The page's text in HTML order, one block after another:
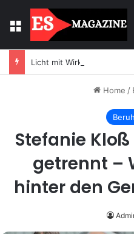
Menu
Home /
Stefanie
getrennt –
hinter den